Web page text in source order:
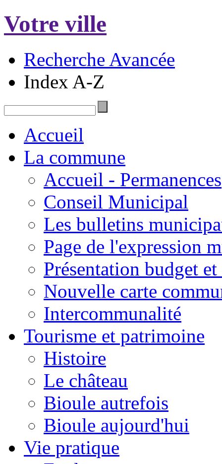
Votre ville
Recherche Avancée
Index A-Z
Accueil
La commune
Accueil - Permanences
Conseil Municipal
Les bulletins
Page de l'expression
Présentation budget
Nouvelle carte
Intercommunalité
Tourisme et patrimoine
Histoire
Le château
Bioule autrefois
Bioule aujourd'hui
Vie pratique